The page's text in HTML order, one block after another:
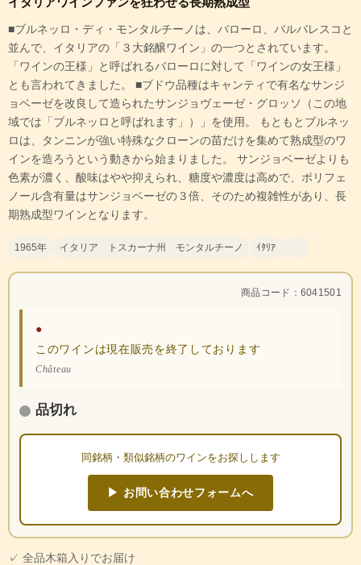
■ブルネッロ・ディ・モンタルチーノは、バローロ、バルバレスコと
並んで、イタリアの「３大銘醸ワイン」の一つとされています。
「ワインの王様」と呼ばれるバローロに対して「ワインの女王様」
とも言われてきました。 ■ブドウ品種はキャンティで有名なサンジ
ョベーゼを改良して造られたサンジョヴェーゼ・グロッソ（この地
域では「ブルネッロと呼ばれます」）」を使用。 もともとブルネッ
ロは、タンニンが強い特殊なクローンの苗だけを集めて熟成型のワ
インを造ろうという動きから始まりました。 サンジョベーゼよりも
色素が濃く、酸味はやや抑えられ、糖度や濃度は高めで、ポリフェ
ノール含有量はサンジョベーゼの３倍、そのため複雑性があり、長
期熟成型ワインとなります。
1965年 イタリア トスカーナ州 モンタルチーノ ｲﾀﾘｱ
商品コード：6041501
●
このワインは現在販売を終了しております
Château
品切れ
同銘柄・類似銘柄のワインをお探しします
▶ お問い合わせフォームへ
✓ 全品木箱入りでお届け